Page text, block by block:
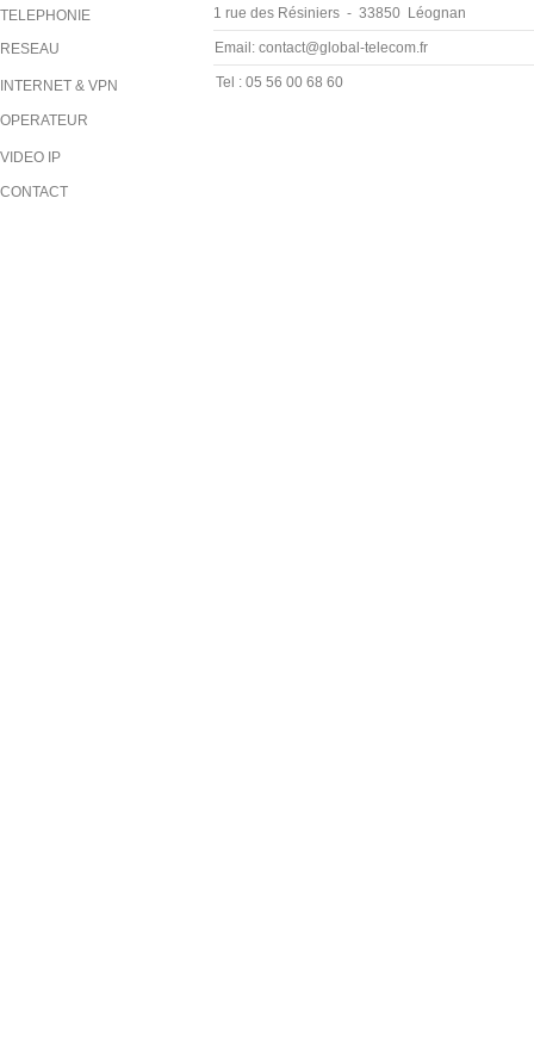
déploiement et la formation
dans toutes les étapes
communication.
Un accompagnement sur
CONTACT
VIDEO IP
INTERNET & VPN
OPERATEUR
RESEAU
TELEPHONIE
Tel : 05 56 00 68 60
Email: contact@global-telecom.fr
1 rue des Résiniers - 33850 Léognan